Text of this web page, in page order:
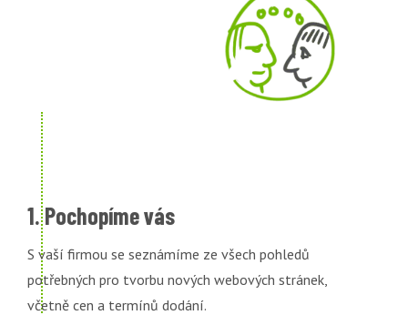
1. Pochopíme vás
S vaší firmou se seznámíme ze všech pohledů
potřebných pro tvorbu nových webových stránek,
včetně cen a termínů dodání.